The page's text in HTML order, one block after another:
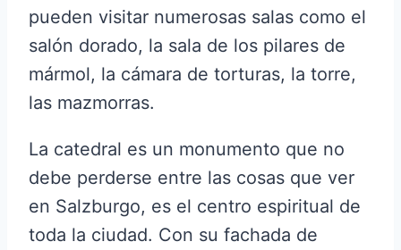
pueden visitar numerosas salas como el
salón dorado, la sala de los pilares de
mármol, la cámara de torturas, la torre,
las mazmorras.
La catedral es un monumento que no
debe perderse entre las cosas que ver
en Salzburgo, es el centro espiritual de
toda la ciudad. Con su fachada de